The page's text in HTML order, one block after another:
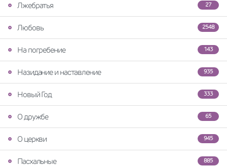
27
Лжебратья
2548
Любовь
143
На погребение
935
Назидание и наставление
333
Новый Год
65
О дружбе
945
О церкви
885
Пасхальные